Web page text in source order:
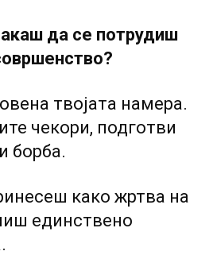
да се потрудиш
твојата намера.
чекори, подготви
борба.
како жртва на
единствено